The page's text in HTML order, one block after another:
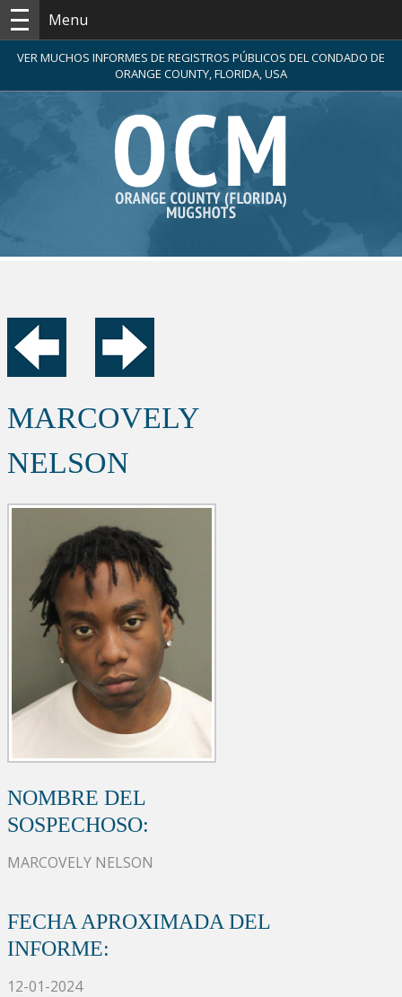
Menu
VER MUCHOS INFORMES DE REGISTROS PÚBLICOS DEL CONDADO DE
ORANGE COUNTY, FLORIDA, USA
MARCOVELY
NELSON
NOMBRE DEL
SOSPECHOSO:
MARCOVELY NELSON
FECHA APROXIMADA DEL
INFORME:
12-01-2024